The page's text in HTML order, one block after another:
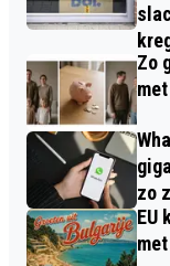
Zo
zo
EU